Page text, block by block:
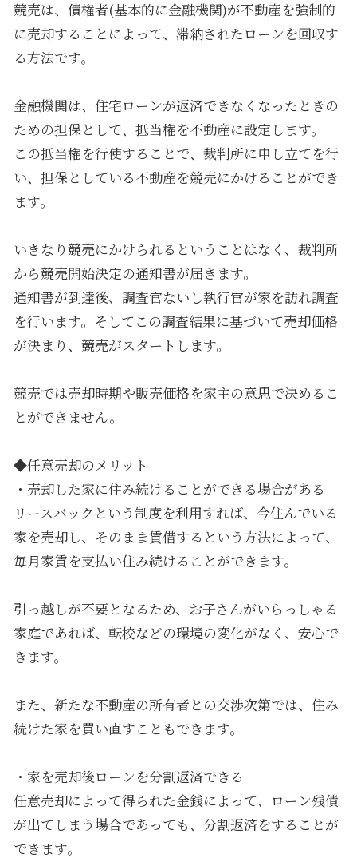
競売は、債権者(基本的に金融機関)が不動産を強制的
に売却することによって、滞納されたローンを回収す
る方法です。
金融機関は、住宅ローンが返済できなくなったときの
ための担保として、抵当権を不動産に設定します。
この抵当権を行使することで、裁判所に申し立てを行
い、担保としている不動産を競売にかけることができ
ます。
いきなり競売にかけられるということはなく、裁判所
から競売開始決定の通知書が届きます。
通知書が到達後、調査官ないし執行官が家を訪れ調査
を行います。そしてこの調査結果に基づいて売却価格
が決まり、競売がスタートします。
競売では売却時期や販売価格を家主の意思で決めるこ
とができません。
◆任意売却のメリット
・売却した家に住み続けることができる場合がある
リースバックという制度を利用すれば、今住んでいる
家を売却し、そのまま賃借するという方法によって、
毎月家賃を支払い住み続けることができます。
引っ越しが不要となるため、お子さんがいらっしゃる
家庭であれば、転校などの環境の変化がなく、安心で
きます。
また、新たな不動産の所有者との交渉次第では、住み
続けた家を買い直すこともできます。
・家を売却後ローンを分割返済できる
任意売却によって得られた金銭によって、ローン残債
が出てしまう場合であっても、分割返済をすることが
できます。